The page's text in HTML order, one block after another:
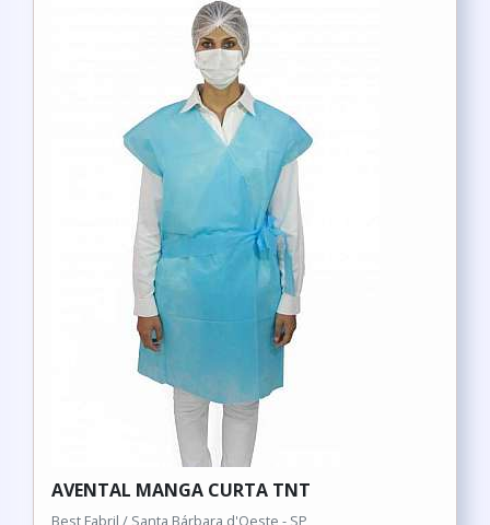
AVENTAL MANGA CURTA TNT
Best Fabril / Santa Bárbara d'Oeste - SP